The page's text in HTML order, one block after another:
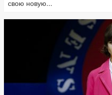
свою новую...